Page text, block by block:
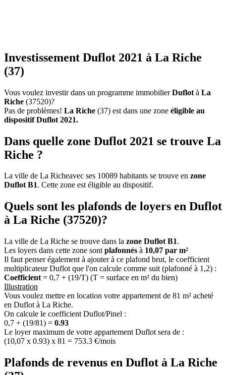
Investissement Duflot 2021 à La Riche
(37)
Vous voulez investir dans un programme immobilierDuflot à La
Riche (37520)?
Pas de problèmes! La Riche (37) est dans une zone éligible au
dispositif Duflot 2021.
Dans quelle zone Duflot 2021 se trouve La
Riche ?
La ville de La Richeavec ses 10089 habitants se trouve en zone
Duflot B1. Cette zone est éligible au dispositif.
Quels sont les plafonds de loyers en Duflot
à La Riche (37520)?
La ville de La Riche se trouve dans la zone Duflot B1.
Les loyers dans cette zone sont plafonnés à 10,07 par m²
Il faut penser également à ajouter à ce plafond brut, le coefficient
multiplicateur Duflot que l'on calcule comme suit (plafonné à 1,2) :
Coefficient = 0,7 + (19/T) (T = surface en m² du bien)
Illustration
Vous voulez mettre en location votre appartement de 81 m² acheté
en Duflot à La Riche.
On calcule le coefficient Duflot/Pinel :
0,7 + (19/81) = 0.93
Le loyer maximum de votre appartement Duflot sera de :
(10,07 x 0.93) x 81 = 753.3 €/mois
Plafonds de revenus en Duflot à La Riche